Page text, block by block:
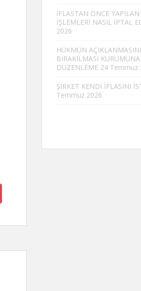
İFLASTAN ÖNCE
İŞLEMLERİ NASIL İPTAL
2026
HÜKMÜN
BIRAKILMASI
DÜZENLEME 24 Temmuz
ŞİRKET KENDİ İFLASINI
Temmuz 2026